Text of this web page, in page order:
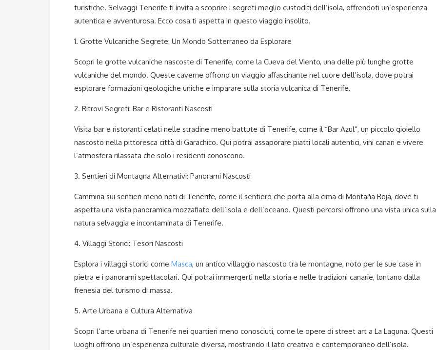
turistiche. Selvaggi Tenerife ti invita a scoprire i segreti meglio custoditi dell’isola, offrendoti un’esperienza
autentica e avventurosa. Ecco cosa ti aspetta in questo viaggio insolito.
1. Grotte Vulcaniche Segrete: Un Mondo Sotterraneo da Esplorare
Scopri le grotte vulcaniche nascoste di Tenerife, come la Cueva del Viento, una delle più lunghe grotte
vulcaniche del mondo. Queste caverne offrono un viaggio affascinante nel cuore dell’isola, dove potrai
esplorare formazioni geologiche uniche e imparare sulla storia vulcanica di Tenerife.
2. Ritrovi Segreti: Bar e Ristoranti Nascosti
Visita bar e ristoranti celati nelle stradine meno battute di Tenerife, come il “Bar Azul”, un piccolo gioiello
nascosto nella pittoresca città di Garachico. Qui potrai assaporare piatti locali autentici, vini canari e vivere
l’atmosfera rilassata che solo i residenti conoscono.
3. Sentieri di Montagna Alternativi: Panorami Nascosti
Cammina sui sentieri meno noti di Tenerife, come il sentiero che porta alla cima di Montaña Roja, dove ti
aspetta una vista panoramica mozzafiato dell’isola e dell’oceano. Questi percorsi offrono una vista unica sulla
natura selvaggia e incontaminata di Tenerife.
4. Villaggi Storici: Tesori Nascosti
Esplora i villaggi storici come Masca, un antico villaggio nascosto tra le montagne, noto per le sue case in
pietra e i panorami spettacolari. Qui potrai immergerti nella storia e nelle tradizioni canarie, lontano dalla
frenesia del turismo di massa.
5. Arte Urbana e Cultura Alternativa
Scopri l’arte urbana di Tenerife nei quartieri meno conosciuti, come le opere di street art a La Laguna. Questi
luoghi offrono un’esperienza culturale diversa, mostrando il lato creativo e contemporaneo dell’isola.